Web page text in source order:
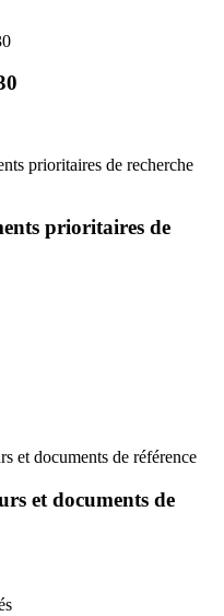
prioritaires de recherche
prioritaires de
et documents de référence
et documents de